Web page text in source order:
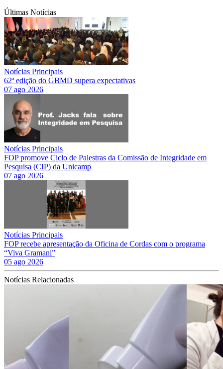
Últimas Notícias
Notícias Principais
62ª edição do GBMD supera expectativas
07 ago 2026
Notícias Principais
FOP promove Ciclo de Palestras da Comissão de Integridade em
Pesquisa (CIP) da Unicamp
07 ago 2026
Notícias Principais
FOP recebe apresentação da Oficina de Cordas com o programa
“Viva Gramani”
05 ago 2026
Notícias Relacionadas